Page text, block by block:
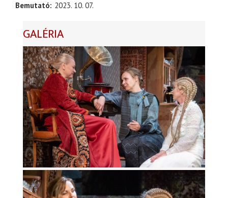
Bemutató 2023. 10. 07.
GALÉRIA